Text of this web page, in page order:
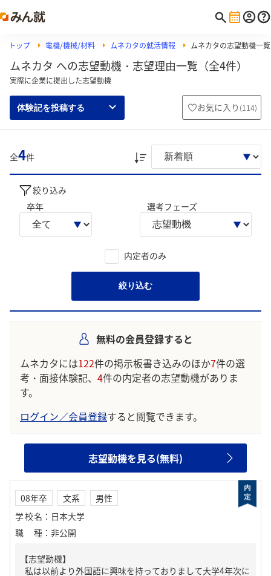
トップ 電機/機械/材料 ムネカタの就活情報 ムネカタの志望動機一覧
ムネカタ への志望動機・志望理由一覧（全4件）
実際に企業に提出した志望動機
体験記を投稿する お気に入り (114)
全4件
絞り込み
卒年
選考フェーズ
内定者のみ
絞り込む
無料の会員登録すると
ムネカタには122件の掲示板書き込みのほか7件の選
考・面接体験記、 4件の内定者の志望動機がありま
す。
ログイン／会員登録すると閲覧できます。
志望動機を見る(無料)
08年卒 文系
男性
学校名 ： 日本大学
職種 ： 非公開
【志望動機】
私は以前より外国語に興味を持っておりまして大学4年次に